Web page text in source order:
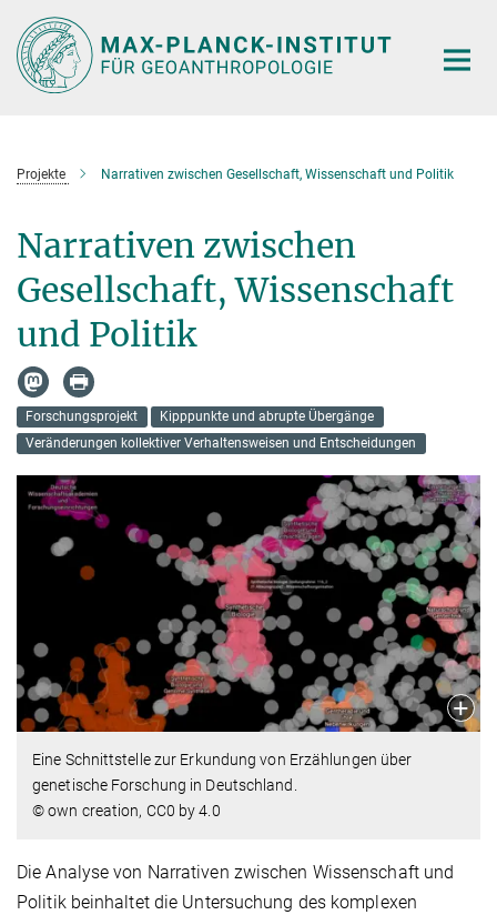
Hauptinhalt
Projekte Narrativen zwischen Gesellschaft, Wissenschaft und Politik
Narrativen zwischen
Gesellschaft, Wissenschaft
und Politik
Forschungsprojekt
Kipppunkte und abrupte Übergänge
Veränderungen kollektiver Verhaltensweisen und Entscheidungen
Eine Schnittstelle zur Erkundung von Erzählungen über
genetische Forschung in Deutschland.
© own creation, CC0 by 4.0
Die Analyse von Narrativen zwischen Wissenschaft und
Politik beinhaltet die Untersuchung des komplexen